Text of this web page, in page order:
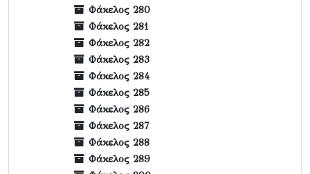
Φάκελος 280
Φάκελος 281
Φάκελος 282
Φάκελος 283
Φάκελος 284
Φάκελος 285
Φάκελος 286
Φάκελος 287
Φάκελος 288
Φάκελος 289